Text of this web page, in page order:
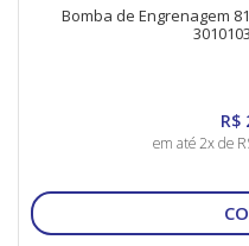
Bomba de Engrenagem
R$
em até 2x de